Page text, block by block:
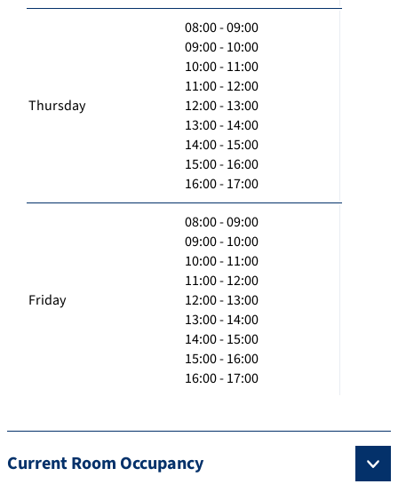
Thursday
08:00 - 09:00
09:00 - 10:00
10:00 - 11:00
11:00 - 12:00
12:00 - 13:00
13:00 - 14:00
14:00 - 15:00
15:00 - 16:00
16:00 - 17:00
Friday
08:00 - 09:00
09:00 - 10:00
10:00 - 11:00
11:00 - 12:00
12:00 - 13:00
13:00 - 14:00
14:00 - 15:00
15:00 - 16:00
16:00 - 17:00
Current Room Occupancy